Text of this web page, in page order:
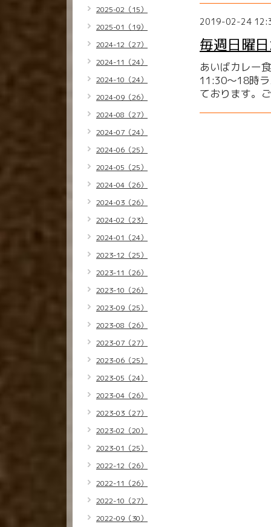
2019-02-24
毎週日曜
あいばカレー
11:30〜18時
ております。
2025-02（15）
2025-01（19）
2024-12（27）
2024-11（24）
2024-10（24）
2024-09（26）
2024-08（27）
2024-07（24）
2024-06（25）
2024-05（25）
2024-04（26）
2024-03（26）
2024-02（23）
2024-01（24）
2023-12（25）
2023-11（26）
2023-10（26）
2023-09（25）
2023-08（26）
2023-07（27）
2023-06（25）
2023-05（24）
2023-04（26）
2023-03（27）
2023-02（20）
2023-01（25）
2022-12（26）
2022-11（26）
2022-10（27）
2022-09（30）